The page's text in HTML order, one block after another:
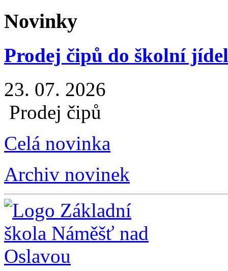
Novinky
Prodej čipů do školní
23. 07. 2026
Prodej čipů
Celá novinka
Archiv novinek